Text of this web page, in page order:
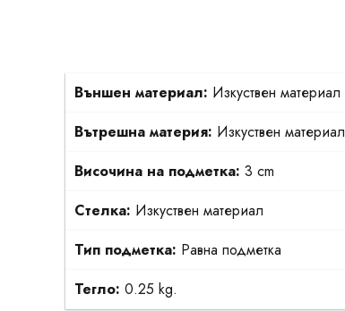
Външен материал: Изкуствен материал
Вътрешна материя: Изкуствен материал
Височина на подметка: 3 cm
Стелка: Изкуствен материал
Тип подметка: Равна подметка
Тегло: 0.25 kg.